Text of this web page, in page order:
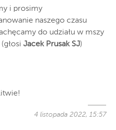
i prosimy
naszego czasu
do udziału w mszy
Jacek Prusak SJ)
4 listopada 2022, 15:57